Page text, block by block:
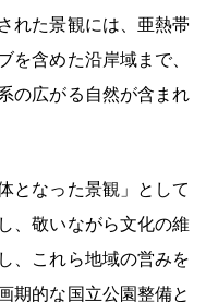
れた景観には、亜熱帯
を含めた沿岸域まで、
の広がる自然が含まれ
となった景観」として
、敬いながら文化の維
、これら地域の営みを
期的な国立公園整備と